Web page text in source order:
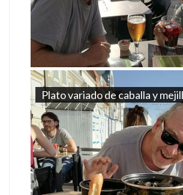
Plato variado de caballa y